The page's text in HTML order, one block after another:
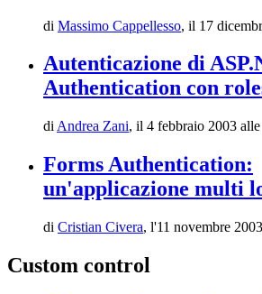
di Massimo Cappellesso, il 17
Autenticazione di
Authentication con
di Andrea Zani, il 4 febbraio 2003
Forms Authentication:
un'applicazione multi
di Cristian Civera, l'11 novembre
Custom control